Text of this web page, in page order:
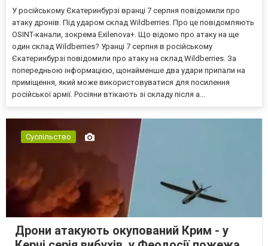
У російському Єкатеринбурзі вранці 7 серпня повідомили про
атаку дронів. Під ударом склад Wildberries. Про це повідомляють
OSINT-канали, зокрема Exilenova+. Що відомо про атаку на ще
один склад Wildberries? Уранці 7 серпня в російському
Єкатеринбурзі повідомили про атаку на склад Wildberries. За
попередньою інформацією, щонайменше два удари припали на
приміщення, який може використовуватися для посилення
російської армії. Росіяни втікають зі складу після а...
Суспільство
Дрони атакують окупований Крим - у